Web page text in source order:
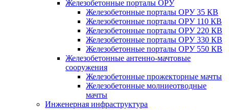
Железобетонные порталы ОРУ
Железобетонные порталы ОРУ 35 КВ
Железобетонные порталы ОРУ 110 КВ
Железобетонные порталы ОРУ 220 КВ
Железобетонные порталы ОРУ 330 КВ
Железобетонные порталы ОРУ 550 КВ
Железобетонные антенно-мачтовые
сооружения
Железобетонные прожекторные мачты
Железобетонные молниеотводные
мачты
Инженерная инфраструктура